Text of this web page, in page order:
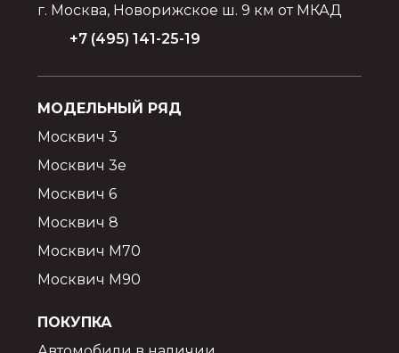
г. Москва, Новорижское ш. 9 км от МКАД
+7 (495) 141-25-19
МОДЕЛЬНЫЙ РЯД
Москвич 3
Москвич 3e
Москвич 6
Москвич 8
Москвич М70
Москвич М90
ПОКУПКА